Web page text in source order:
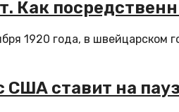
Как
1920 года, в швейцарском
США ставит на